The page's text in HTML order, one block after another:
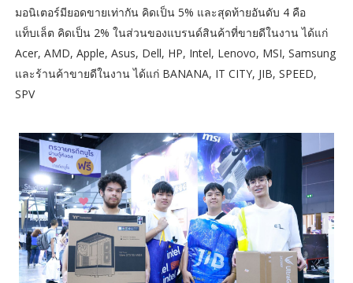
มอนิเตอร์มียอดขายเท่ากัน คิดเป็น 5% และสุดท้ายอันดับ 4 คือ
แท็บเล็ต คิดเป็น 2% ในส่วนของแบรนด์สินค้าที่ขายดีในงาน ได้แก่
Acer, AMD, Apple, Asus, Dell, HP, Intel, Lenovo, MSI, Samsung
และร้านค้าขายดีในงาน ได้แก่ BANANA, IT CITY, JIB, SPEED,
SPV